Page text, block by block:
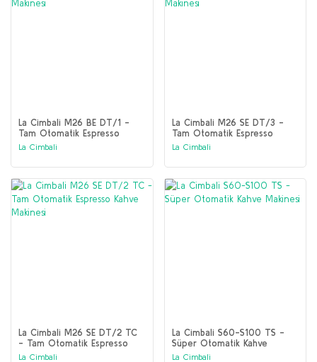
La Cimbali M26 BE DT/1 -
Tam Otomatik Espresso
Kahve Makinesi
La Cimbali
La Cimbali M26 SE DT/3 -
Tam Otomatik Espresso
Kahve Makinesi
La Cimbali
La Cimbali M26 SE DT/2 TC
- Tam Otomatik Espresso
Kahve Makinesi
La Cimbali
La Cimbali S60-S100 TS -
Süper Otomatik Kahve
Makinesi
La Cimbali